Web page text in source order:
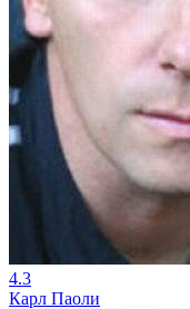
4.3
Карл Паоли